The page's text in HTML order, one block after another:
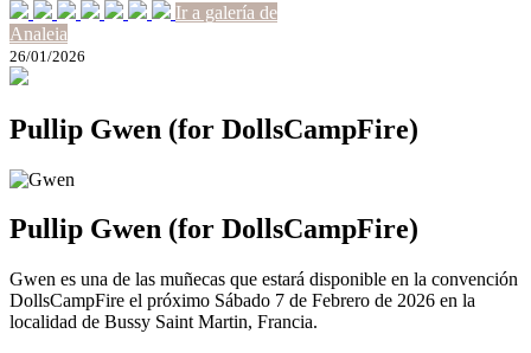
Ir a galería de
Analeia
26/01/2026
Pullip Gwen (for DollsCampFire)
Pullip Gwen (for DollsCampFire)
Gwen es una de las muñecas que estará disponible en la convención
DollsCampFire el próximo Sábado 7 de Febrero de 2026 en la
localidad de Bussy Saint Martin, Francia.